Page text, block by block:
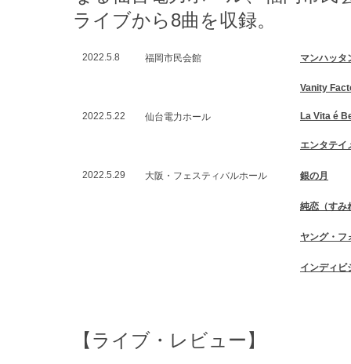
ライブから8曲を収録。
2022.5.8 福岡市民会館 マンハッタ
Vanity
2022.5.22 仙台電力ホール La Vita é
エンタテイ
2022.5.29 大阪・フェスティバルホール 銀の月
純恋（すみ
ヤング・フ
インディビ
【ライブ・レビュー】